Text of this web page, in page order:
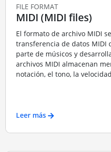
FILE FORMAT
MIDI (MIDI files)
El formato de archivo MIDI
transferencia de datos MIDI
parte de músicos y
archivos MIDI almacenan
notación, el tono, la
Leer más